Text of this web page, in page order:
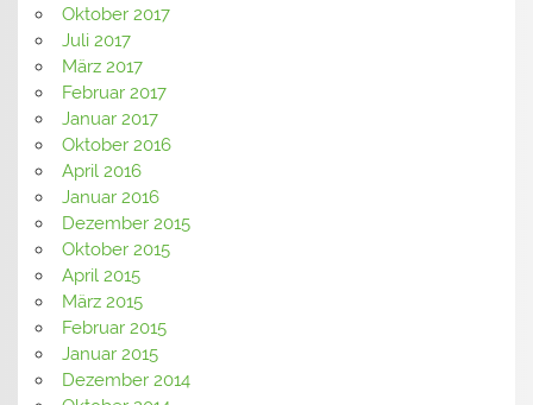
Oktober 2017
Juli 2017
März 2017
Februar 2017
Januar 2017
Oktober 2016
April 2016
Januar 2016
Dezember 2015
Oktober 2015
April 2015
März 2015
Februar 2015
Januar 2015
Dezember 2014